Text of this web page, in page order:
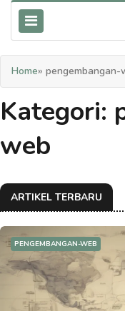
Home» pengembangan-
Kategori:
web
ARTIKEL TERBARU
PENGEMBANGAN-WEB